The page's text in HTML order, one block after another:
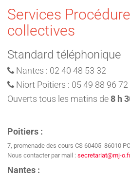
Services
collectives
Standard téléphonique
Nantes : 02 40 48 53 32
Niort Poitiers : 05 49 88 96 72
Ouverts tous les matins de 8 h
Poitiers :
7, promenade des cours CS 60405 86010
Nous contacter par mail : secretariat@mj-
Nantes :